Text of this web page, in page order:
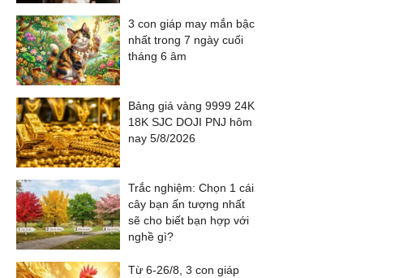
3 con giáp may mắn bậc
nhất trong 7 ngày cuối
tháng 6 âm
Bảng giá vàng 9999 24K
18K SJC DOJI PNJ hôm
nay 5/8/2026
Trắc nghiệm: Chọn 1 cái
cây bạn ấn tượng nhất
sẽ cho biết bạn hợp với
nghề gì?
Từ 6-26/8, 3 con giáp